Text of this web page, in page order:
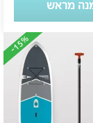
מראש
-15%
-15%